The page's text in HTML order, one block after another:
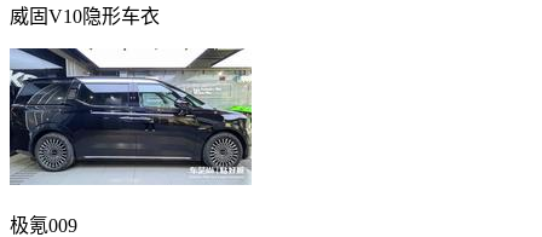
威固V10隐形车衣
极氪009